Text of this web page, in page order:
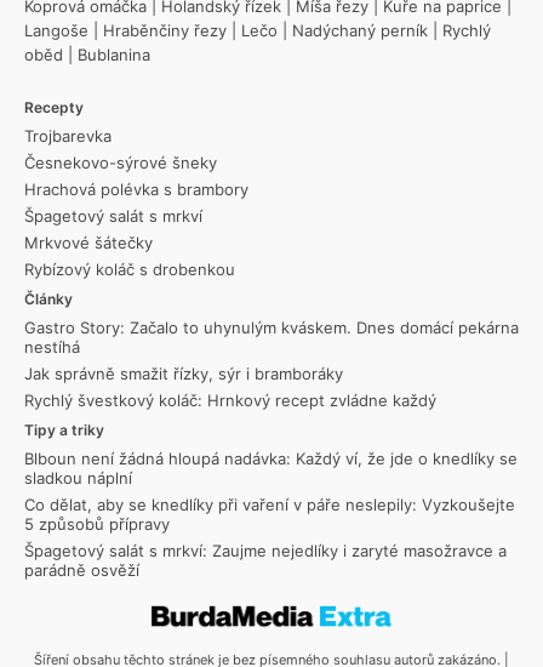
Koprová omáčka
Holandský řízek Míša řezy Kuře na paprice
Langoše
Hraběnčiny řezy Lečo Nadýchaný perník
Rychlý
oběd
Bublanina
Recepty
Trojbarevka
Česnekovo-sýrové šneky
Hrachová polévka s brambory
Špagetový salát s mrkví
Mrkvové šátečky
Rybízový koláč s drobenkou
Články
Gastro Story: Začalo to uhynulým kváskem. Dnes domácí pekárna
nestíhá
Jak správně smažit řízky, sýr i bramboráky
Rychlý švestkový koláč: Hrnkový recept zvládne každý
Tipy a triky
Blboun není žádná hloupá nadávka: Každý ví, že jde o knedlíky se
sladkou náplní
Co dělat, aby se knedlíky při vaření v páře neslepily: Vyzkoušejte
5 způsobů přípravy
Špagetový salát s mrkví: Zaujme nejedlíky i zaryté masožravce a
parádně osvěží
Šíření obsahu těchto stránek je bez písemného souhlasu autorů zakázáno. |